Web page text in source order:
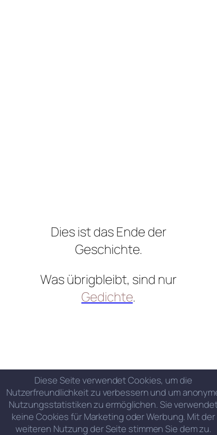
Dies ist das Ende der
Geschichte.
Was übrigbleibt, sind nur
Gedichte.
Diese Seite verwendet Cookies, um die
Nutzerfreundlichkeit zu verbessern und um
Nutzungsstatistiken zu ermöglichen. Sie
keine Cookies für Marketing oder Werbung. Mit der
weiteren Nutzung der Seite stimmen Sie dem zu.